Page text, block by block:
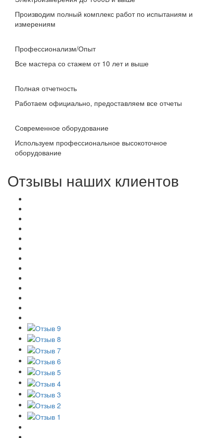
Производим полный комплекс работ по испытаниям и
измерениям
Профессионализм/Опыт
Все мастера со стажем от 10 лет и выше
Полная отчетность
Работаем официально, предоставляем все отчеты
Современное оборудование
Используем профессиональное высокоточное
оборудование
Отзывы наших клиентов